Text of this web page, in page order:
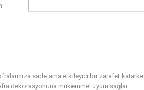
sade ama etkileyici bir zarafet
dekorasyonuna mükemmel uyum sağlar.